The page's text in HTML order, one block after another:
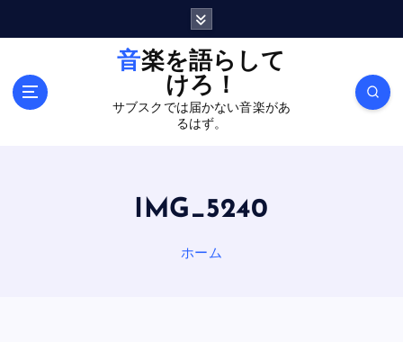
音楽を語らして
けろ！
サブスクでは届かない音楽があ
るはず。
IMG_5240
ホーム